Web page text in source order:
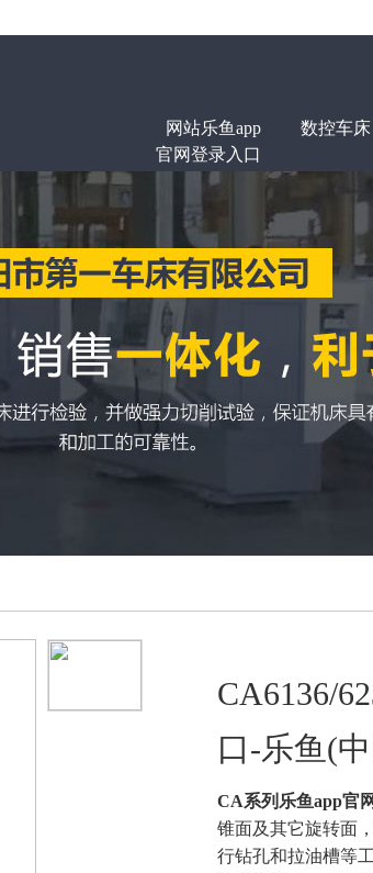
网站乐鱼app
官网登录入口
数控车床
CA6136/
口-乐鱼(
CA系列乐鱼app官
锥面及其它旋转面
行钻孔和拉油槽等